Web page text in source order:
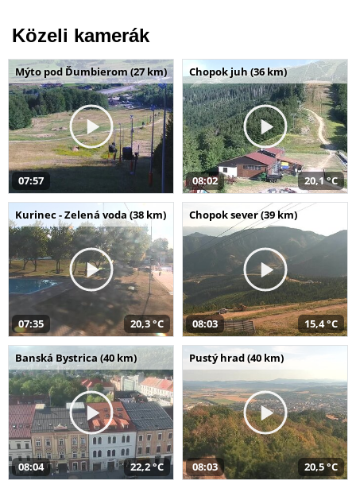
Közeli kamerák
Mýto pod Ďumbierom (27 km)
07:57
Chopok juh (36 km)
08:02 20,1 °C
Kurinec - Zelená voda (38 km)
07:35 20,3 °C
Chopok sever (39 km)
08:03 15,4 °C
Banská Bystrica (40 km)
08:04 22,2 °C
Pustý hrad (40 km)
08:03 20,5 °C